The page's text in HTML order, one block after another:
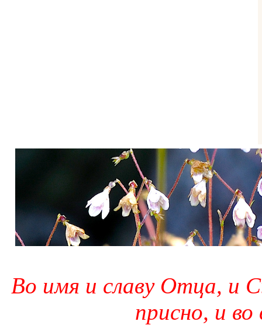
Во имя и славу Отца, и
присно, и во